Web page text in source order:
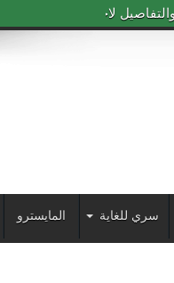
لاحقاً
سري للغاية المايسترو